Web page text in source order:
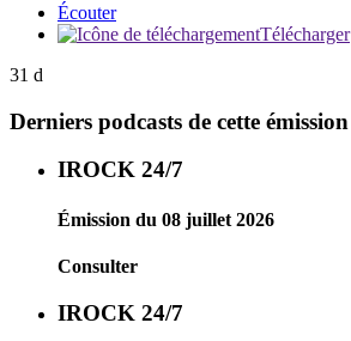
Écouter
Télécharger
31 d
Derniers podcasts de cette émission
IROCK 24/7
Émission du 08 juillet 2026
Consulter
IROCK 24/7